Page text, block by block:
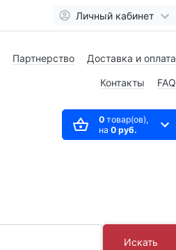
Личный кабинет
Партнерство Доставка и оплата
Контакты FAQ
0товар(ов),
на 0 руб.
Искать